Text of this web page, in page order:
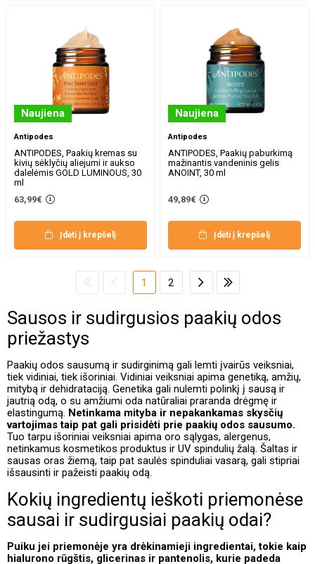
Naujiena
Antipodes
ANTIPODES, Paakių kremas su
kivių sėklyčių aliejumi ir aukso
dalelėmis GOLD LUMINOUS, 30
ml
63,99€
Įdėti į krepšelį
Naujiena
Antipodes
ANTIPODES, Paakių paburkimą
mažinantis vandeninis gelis
ANOINT, 30 ml
49,89€
Įdėti į krepšelį
1 2
Sausos ir sudirgusios paakių odos
priežastys
Paakių odos sausumą ir sudirginimą gali lemti įvairūs veiksniai,
tiek vidiniai, tiek išoriniai. Vidiniai veiksniai apima genetiką, amžių,
mitybą ir dehidrataciją. Genetika gali nulemti polinkį į sausą ir
jautrią odą, o su amžiumi oda natūraliai praranda drėgmę ir
elastingumą. Netinkama mityba ir nepakankamas skysčių
vartojimas taip pat gali prisidėti prie paakių odos sausumo.
Tuo tarpu išoriniai veiksniai apima oro sąlygas, alergenus,
netinkamus kosmetikos produktus ir UV spindulių žalą. Šaltas ir
sausas oras žiemą, taip pat saulės spinduliai vasarą, gali stipriai
išsausinti ir pažeisti paakių odą.
Kokių ingredientų ieškoti priemonėse
sausai ir sudirgusiai paakių odai?
Puiku jei priemonėje yra drėkinamieji ingredientai, tokie kaip
hialurono rūgštis, glicerinas ir pantenolis, kurie padeda